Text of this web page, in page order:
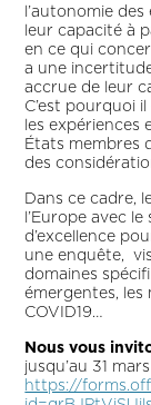
l’autonomie
leur capacité à
en ce qui
a une
accrue de leur
C’est pourquoi
les expériences
États membres
des
Dans ce cadre,
l’Europe avec
d’excellence
une enquête,
domaines
émergentes, les
COVID19…
Nous vous
jusqu’au 31
https://